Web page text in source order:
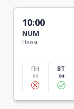
10:00
NUM
Неом
ПН
03
ВТ
04